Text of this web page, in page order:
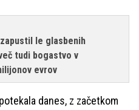
le glasbenih
tudi bogastvo v
evrov
danes, z začetkom